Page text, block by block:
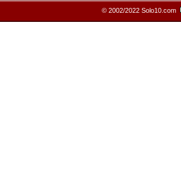
© 2002/2022 Solo10.com